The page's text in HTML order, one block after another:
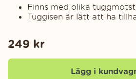
Finns med olika
Tuggisen är lätt att ha
249 kr
Lägg i